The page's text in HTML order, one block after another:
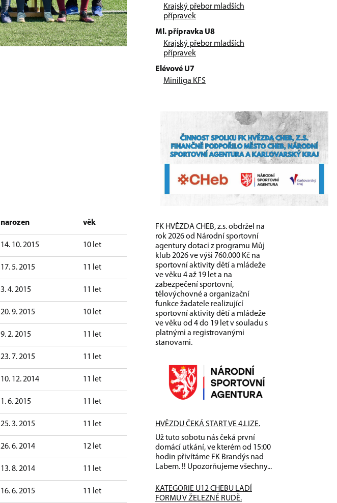
narozen věk
14. 10. 2015 10 let
17. 5. 2015 11 let
3. 4. 2015 11 let
20. 9. 2015 10 let
9. 2. 2015 11 let
23. 7. 2015 11 let
10. 12. 2014 11 let
1. 6. 2015 11 let
25. 3. 2015 11 let
26. 6. 2014 12 let
13. 8. 2014 11 let
16. 6. 2015 11 let
Krajský přebor mladších
přípravek
Ml. přípravka U8
Krajský přebor mladších
přípravek
Elévové U7
Miniliga KFS
FK HVĚZDA CHEB, z.s. obdržel na
rok 2026 od Národní sportovní
agentury dotaci z programu Můj
klub 2026 ve výši 760.000 Kč na
sportovní aktivity dětí a mládeže
ve věku 4 až 19 let a na
zabezpečení sportovní,
tělovýchovné a organizační
funkce žadatele realizující
sportovní aktivity dětí a mládeže
ve věku od 4 do 19 let v souladu s
platnými a registrovanými
stanovami.
HVĚZDU ČEKÁ START VE 4.LIZE.
Už tuto sobotu nás čeká první
domácí utkání, ve kterém od 15:00
hodin přivítáme FK Brandýs nad
Labem. !! Upozorňujeme všechny...
KATEGORIE U12 CHEBU LADÍ
FORMU V ŽELEZNÉ RUDĚ.